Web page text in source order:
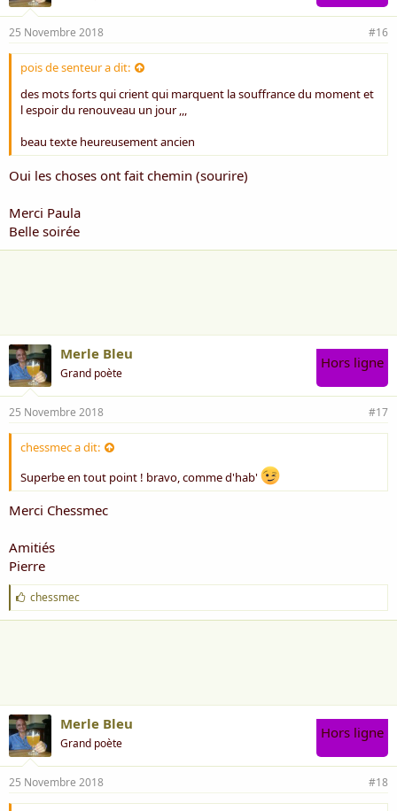
25 Novembre 2018 #16
pois de senteur a dit:
des mots forts qui crient qui marquent la souffrance du moment et
l espoir du renouveau un jour ,,,
beau texte heureusement ancien
Oui les choses ont fait chemin (sourire)
Merci Paula
Belle soirée
Merle Bleu
Grand poète
Hors ligne
25 Novembre 2018 #17
chessmec a dit:
Superbe en tout point ! bravo, comme d'hab'
Merci Chessmec
Amitiés
Pierre
J
'
a
chessmec
Merle Bleu
Grand poète
Hors ligne
25 Novembre 2018 #18